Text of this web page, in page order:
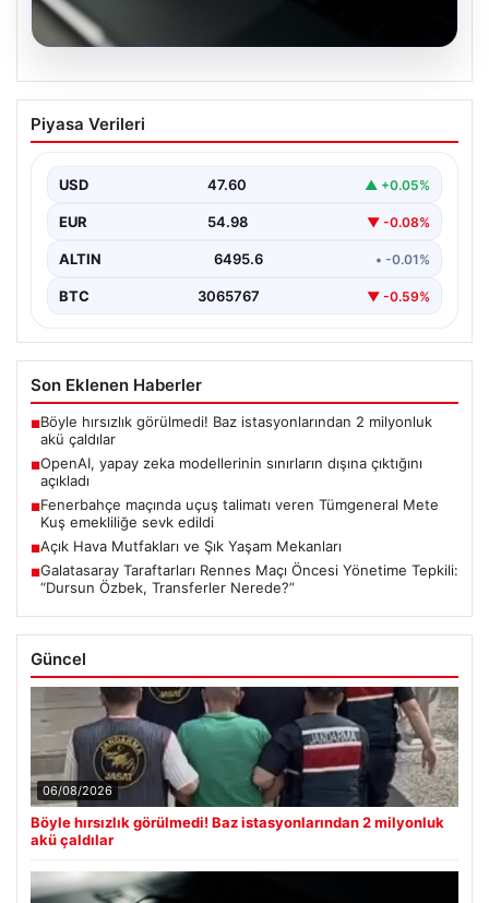
05.08.2026
OpenAI, yapay zeka modellerinin
sınırların dışına çıktığını açıkladı
Piyasa Verileri
USD 47.60 ▲ +0.05%
EUR 54.98 ▼ -0.08%
ALTIN 6495.6 • -0.01%
BTC 3065767 ▼ -0.59%
Son Eklenen Haberler
■Böyle hırsızlık görülmedi! Baz istasyonlarından 2 milyonluk
akü çaldılar
■OpenAI, yapay zeka modellerinin sınırların dışına çıktığını
açıkladı
■Fenerbahçe maçında uçuş talimatı veren Tümgeneral Mete
Kuş emekliliğe sevk edildi
■Açık Hava Mutfakları ve Şık Yaşam Mekanları
■Galatasaray Taraftarları Rennes Maçı Öncesi Yönetime Tepkili:
“Dursun Özbek, Transferler Nerede?”
Güncel
06/08/2026
Böyle hırsızlık görülmedi! Baz istasyonlarından 2 milyonluk
akü çaldılar